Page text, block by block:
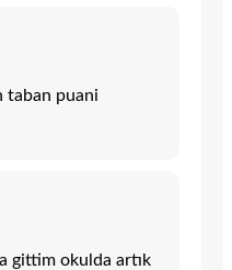
taban puani
gittim okulda artık